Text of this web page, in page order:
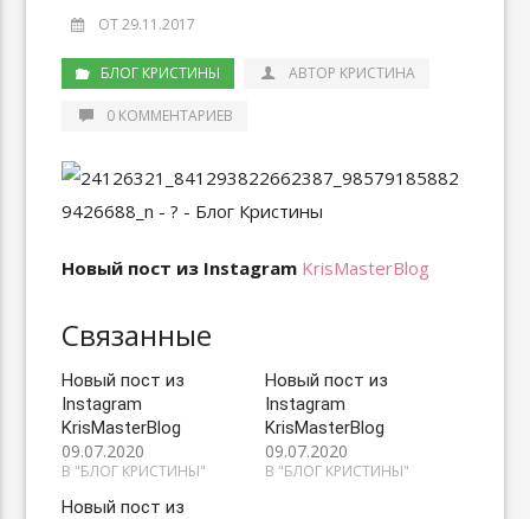
ОТ 29.11.2017
БЛОГ КРИСТИНЫ АВТОР КРИСТИНА
0 КОММЕНТАРИЕВ
Новый пост из Instagram KrisMasterBlog
Связанные
Новый пост из
Instagram
KrisMasterBlog
09.07.2020
В "БЛОГ КРИСТИНЫ"
Новый пост из
Instagram
KrisMasterBlog
09.07.2020
В "БЛОГ КРИСТИНЫ"
Новый пост из